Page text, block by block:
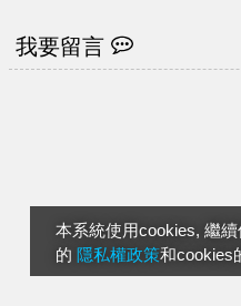
本系統使用cookies, 繼
的 隱私權政策和cookies
我要留言